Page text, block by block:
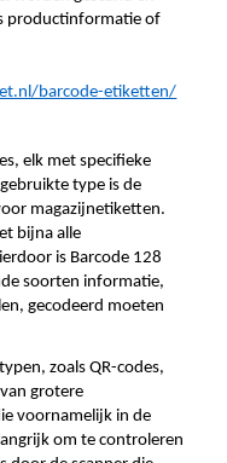
productinformatie of
barcode-etiketten/
elk met specifieke
magazijnetiketten.
bijna alle
is Barcode 128
soorten informatie,
gecodeerd moeten
zoals QR-codes,
grotere
voornamelijk in de
om te controleren